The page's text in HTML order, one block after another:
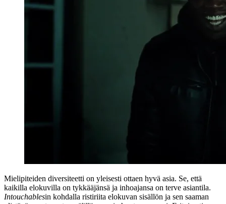
Mielipiteiden diversiteetti on yleisesti ottaen hyvä asia. Se, että
kaikilla elokuvilla on tykkääjänsä ja inhoajansa on terve asiantila.
Intouchablesin kohdalla ristiriita elokuvan sisällön ja sen saaman